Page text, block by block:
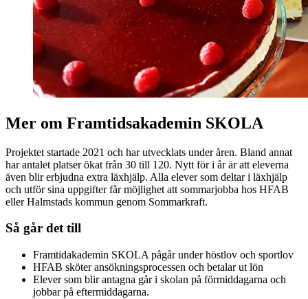
Mer om Framtidsakademin SKOLA
Projektet startade 2021 och har utvecklats under åren. Bland annat
har antalet platser ökat från 30 till 120. Nytt för i år är att eleverna
även blir erbjudna extra läxhjälp. Alla elever som deltar i läxhjälp
och utför sina uppgifter får möjlighet att sommarjobba hos HFAB
eller Halmstads kommun genom Sommarkraft.
Så går det till
Framtidakademin SKOLA pågår under höstlov och sportlov
HFAB sköter ansökningsprocessen och betalar ut lön
Elever som blir antagna går i skolan på förmiddagarna och
jobbar på eftermiddagarna.